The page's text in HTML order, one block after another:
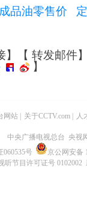
成品油零售价
】【 转发邮件
】
网站 关于CCTV.com 人
中央广播电视总台 央视
060535号
京公网安备
听节目许可证号 0102002